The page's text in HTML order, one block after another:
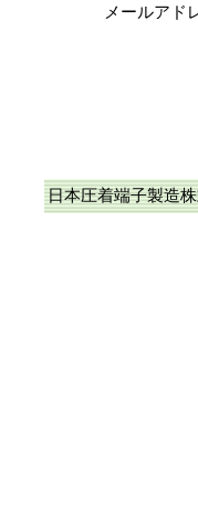
メールアド
日本圧着端子製造